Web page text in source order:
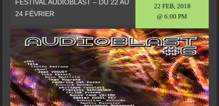
22 FEB, 2018
@ 6:00 PM
FESTIVAL AUDIOBLAST – DU 22 AU
24 FÉVRIER